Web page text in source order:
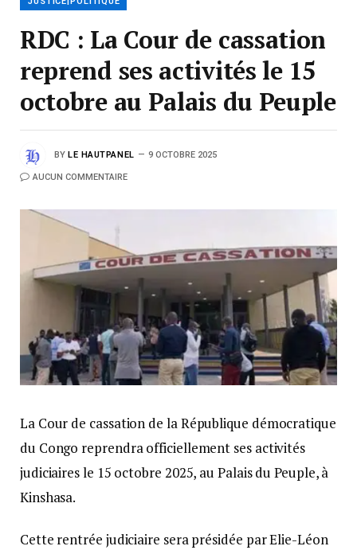
RDC : La Cour de cassation
reprend ses activités le 15
octobre au Palais du Peuple
BY LE HAUTPANEL 9 OCTOBRE 2025
AUCUN COMMENTAIRE
La Cour de cassation de la République démocratique
du Congo reprendra officiellement ses activités
judiciaires le 15 octobre 2025, au Palais du Peuple, à
Kinshasa.
Cette rentrée judiciaire sera présidée par Elie-Léon